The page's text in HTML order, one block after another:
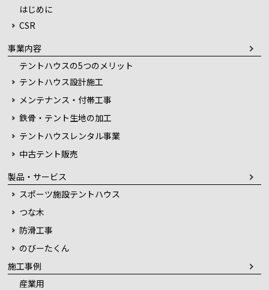
ン
はじめに
CSR
事業内容
テントハウスの5つのメリット
テントハウス設計施工
メンテナンス・付帯工事
鉄骨・テント生地の加工
テントハウスレンタル事業
中古テント販売
製品・サービス
スポーツ施設テントハウス
つな木
防滑工事
のびーたくん
施工事例
産業用